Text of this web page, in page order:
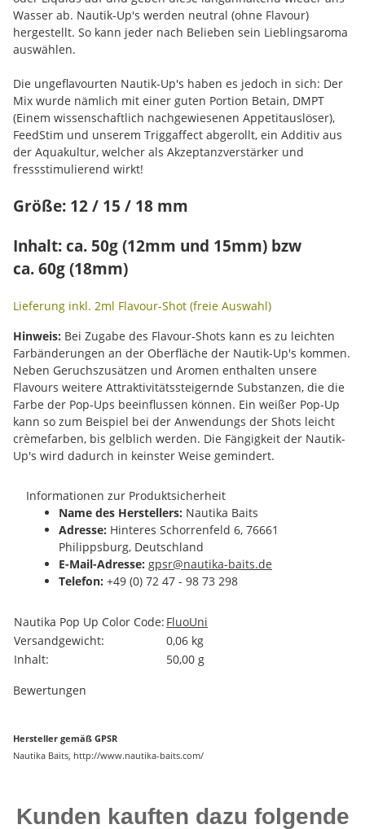
Wasser ab. Nautik-Up's werden neutral (ohne Flavour)
hergestellt. So kann jeder nach Belieben sein Lieblingsaroma
auswählen.
Die ungeflavourten Nautik-Up's haben es jedoch in sich: Der
Mix wurde nämlich mit einer guten Portion Betain, DMPT
(Einem wissenschaftlich nachgewiesenen Appetitauslöser),
FeedStim und unserem Triggaffect abgerollt, ein Additiv aus
der Aquakultur, welcher als Akzeptanzverstärker und
fressstimulierend wirkt!
Größe: 12 / 15 / 18 mm
Inhalt: ca. 50g (12mm und 15mm) bzw
ca. 60g (18mm)
Lieferung inkl. 2ml Flavour-Shot (freie Auswahl)
Hinweis: Bei Zugabe des Flavour-Shots kann es zu leichten
Farbänderungen an der Oberfläche der Nautik-Up's kommen.
Neben Geruchszusätzen und Aromen enthalten unsere
Flavours weitere Attraktivitätssteigernde Substanzen, die die
Farbe der Pop-Ups beeinflussen können. Ein weißer Pop-Up
kann so zum Beispiel bei der Anwendungs der Shots leicht
crèmefarben, bis gelblich werden. Die Fängigkeit der Nautik-
Up's wird dadurch in keinster Weise gemindert.
Informationen zur Produktsicherheit
Name des Herstellers: Nautika Baits
Adresse: Hinteres Schorrenfeld 6, 76661
Philippsburg, Deutschland
E-Mail-Adresse: gpsr@nautika-baits.de
Telefon: +49 (0) 72 47 - 98 73 298
Produkteigenschaft
Wert
Nautika Pop Up Color Code: FluoUni
Versandgewicht:
0,06 kg
Inhalt:
50,00 g
Bewertungen
Hersteller gemäß GPSR
Nautika Baits, http://www.nautika-baits.com/
Kunden kauften dazu folgende